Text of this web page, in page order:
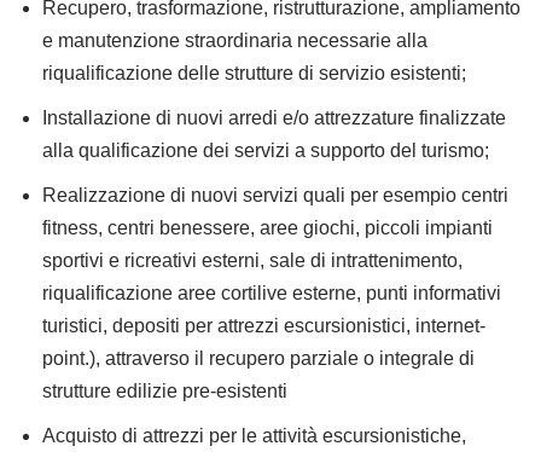
Recupero, trasformazione, ristrutturazione, ampliamento
e manutenzione straordinaria necessarie alla
riqualificazione delle strutture di servizio esistenti;
Installazione di nuovi arredi e/o attrezzature finalizzate
alla qualificazione dei servizi a supporto del turismo;
Realizzazione di nuovi servizi quali per esempio centri
fitness, centri benessere, aree giochi, piccoli impianti
sportivi e ricreativi esterni, sale di intrattenimento,
riqualificazione aree cortilive esterne, punti informativi
turistici, depositi per attrezzi escursionistici, internet-
point.), attraverso il recupero parziale o integrale di
strutture edilizie pre-esistenti
Acquisto di attrezzi per le attività escursionistiche,